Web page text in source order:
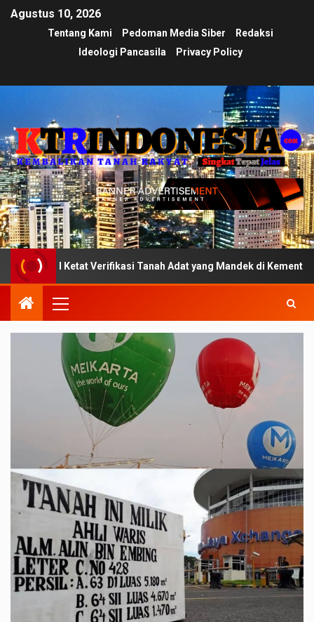
Agustus 10, 2026
Tentang Kami Pedoman Media Siber
Redaksi
Ideologi Pancasila
Privacy Policy
Verifikasi Tanah Adat yang Mandek di Kementerian